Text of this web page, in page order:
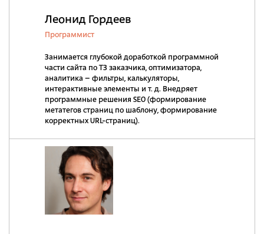
Леонид Гордеев
Программист
Занимается глубокой доработкой программной
части сайта по ТЗ заказчика, оптимизатора,
аналитика – фильтры, калькуляторы,
интерактивные элементы и т. д. Внедряет
программные решения SEO (формирование
метатегов страниц по шаблону, формирование
корректных URL-страниц).